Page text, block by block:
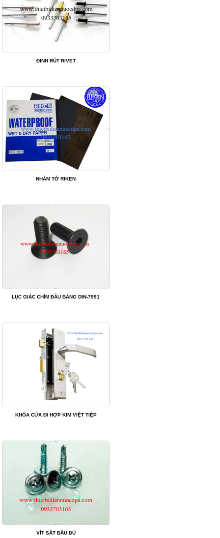
ĐINH RÚT RIVET
NHÁM TỜ RIKEN
LỤC GIÁC CHÌM ĐẦU BẰNG DIN-7991
KHÓA CỬA ĐI HỢP KIM VIỆT TIỆP
VÍT SẮT ĐẦU DÙ